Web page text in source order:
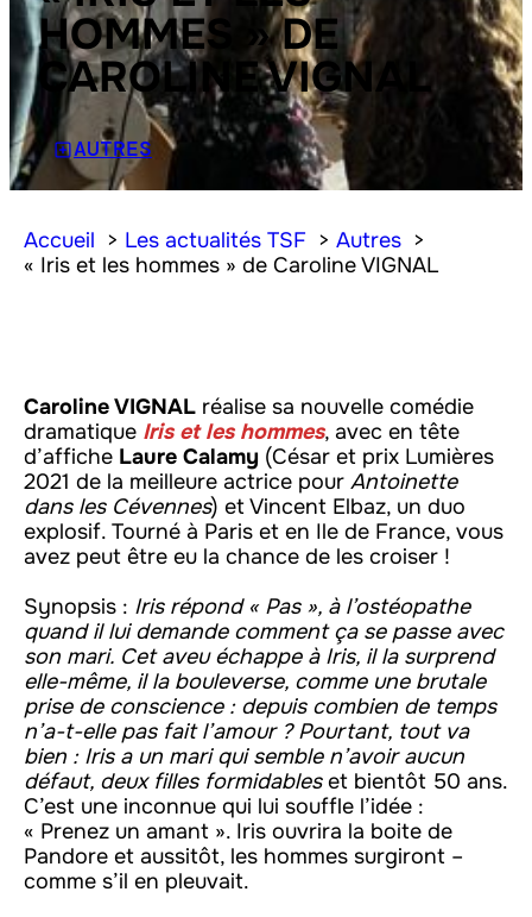
HOMMES » DE
CAROLINE VIGNAL
AUTRES
Accueil Les actualités TSF
Autres
« Iris et les hommes » de Caroline VIGNAL
Caroline VIGNAL réalise sa nouvelle comédie
dramatique Iris et les hommes, avec en tête
d’affiche Laure Calamy (César et prix Lumières
2021 de la meilleure actrice pour Antoinette
dans les Cévennes) et Vincent Elbaz, un duo
explosif. Tourné à Paris et en Ile de France, vous
avez peut être eu la chance de les croiser !
Synopsis : Iris répond « Pas », à l’ostéopathe
quand il lui demande comment ça se passe avec
son mari. Cet aveu échappe à Iris, il la surprend
elle-même, il la bouleverse, comme une brutale
prise de conscience : depuis combien de temps
n’a-t-elle pas fait l’amour ? Pourtant, tout va
bien : Iris a un mari qui semble n’avoir aucun
défaut, deux filles formidableset bientôt 50 ans.
C’est une inconnue qui lui souffle l’idée :
« Prenez un amant ». Iris ouvrira la boite de
Pandore et aussitôt, les hommes surgiront –
comme s’il en pleuvait.